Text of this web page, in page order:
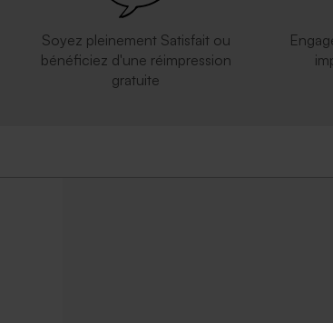
Soyez pleinement Satisfait ou
bénéficiez d'une réimpression
gratuite